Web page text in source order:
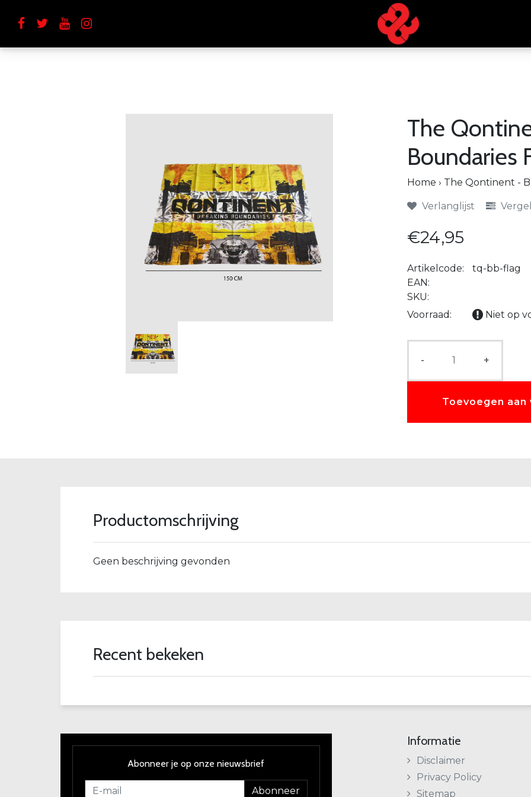
The
Boundaries
Home › The Qontinent -
Verlanglijst
€24,95
Artikelcode:
tq-bb-flag
EAN:
SKU:
Voorraad:
Niet op
- +
Toevoegen
Productomschrijving
Geen beschrijving gevonden
Recent bekeken
Abonneer je op onze nieuwsbrief
Abonneer
Informatie
Disclaimer
Privacy Policy
Sitemap